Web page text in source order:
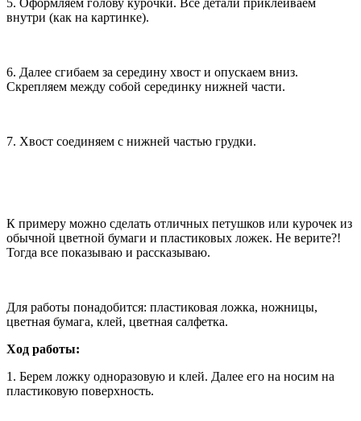
5. Оформляем голову курочки. Все детали приклеиваем
внутри (как на картинке).
6. Далее сгибаем за середину хвост и опускаем вниз.
Скрепляем между собой серединку нижней части.
7. Хвост соединяем с нижней частью грудки.
К примеру можно сделать отличных петушков или курочек из
обычной цветной бумаги и пластиковых ложек. Не верите?!
Тогда все показываю и рассказываю.
Для работы понадобится: пластиковая ложка, ножницы,
цветная бумага, клей, цветная салфетка.
Ход работы:
1. Берем ложку одноразовую и клей. Далее его на носим на
пластиковую поверхность.